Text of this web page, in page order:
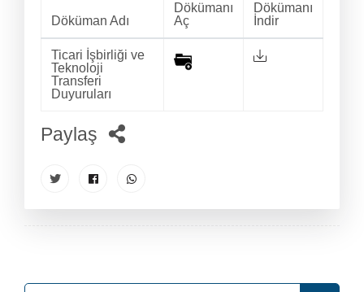
Döküman Adı
Dökümanı
Aç
Dökümanı
İndir
Ticari İşbirliği ve
Teknoloji
Transferi
Duyuruları
Paylaş